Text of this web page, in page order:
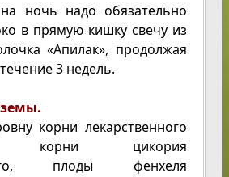
ночь надо обязательно
в прямую кишку свечу из
«Апилак», продолжая
3 недель.
корни лекарственного
корни цикория
плоды фенхеля